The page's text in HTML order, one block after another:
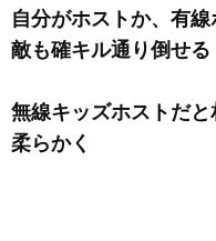
自分がホストか、有
敵も確キル通り倒せる
無線キッズホストだ
柔らかく